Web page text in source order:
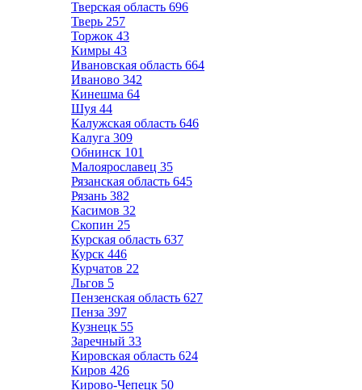
Тверская область 696
Тверь 257
Торжок 43
Кимры 43
Ивановская область 664
Иваново 342
Кинешма 64
Шуя 44
Калужская область 646
Калуга 309
Обнинск 101
Малоярославец 35
Рязанская область 645
Рязань 382
Касимов 32
Скопин 25
Курская область 637
Курск 446
Курчатов 22
Льгов 5
Пензенская область 627
Пенза 397
Кузнецк 55
Заречный 33
Кировская область 624
Киров 426
Кирово-Чепецк 50